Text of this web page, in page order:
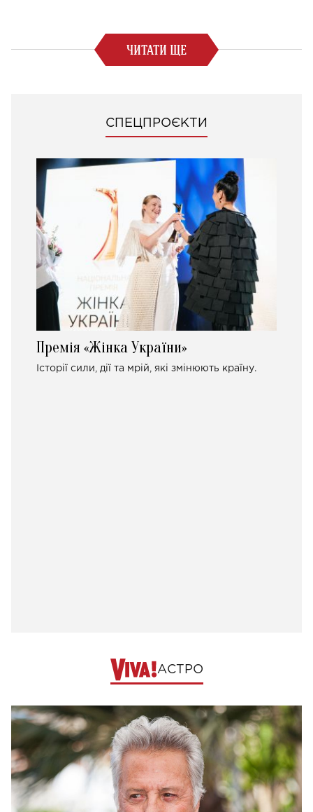
ЧИТАТИ ЩЕ
СПЕЦПРОЄКТИ
Премія «Жінка України»
Історії сили, дії та мрій, які змінюють країну.
АСТРО